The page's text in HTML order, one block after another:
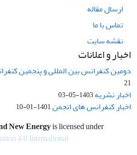
ارسال مقاله
تماس با ما
نقشه سایت
اخبار و اعلانات
دومین کنفرانس بین المللی و پنجمین
21
اخبار نشریه1403-05-03
اخبار کنفرانس های انجمن1401-01-10
New Energyis licensed under
4.0 International